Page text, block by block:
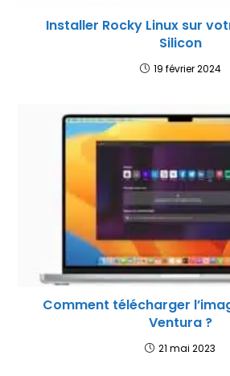
Installer Rocky Linux sur
Silicon
19 février 2024
Comment télécharger
Ventura ?
21 mai 2023